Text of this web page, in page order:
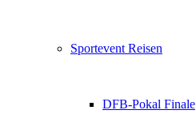
Sportevent Reisen
DFB-Pokal Finale